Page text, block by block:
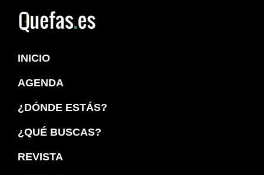
navegación
principal
principal
INICIO
AGENDA
¿DÓNDE ESTÁS?
¿QUÉ BUSCAS?
REVISTA